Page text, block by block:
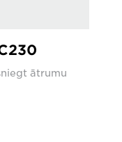
ātrumu